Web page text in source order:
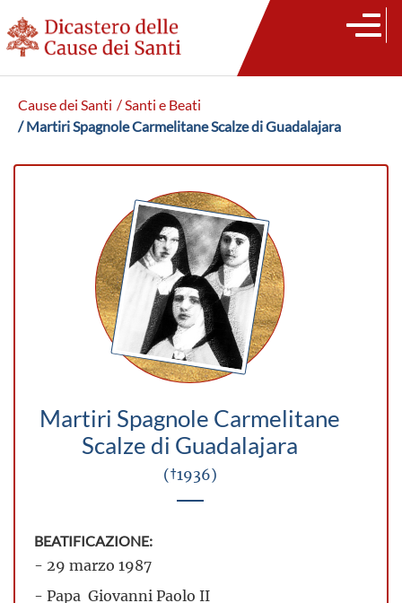
Cause dei Santi / Santi e Beati
/ Martiri Spagnole Carmelitane Scalze di Guadalajara
Martiri Spagnole Carmelitane
Scalze di Guadalajara
(†1936)
BEATIFICAZIONE:
- 29 marzo 1987
- Papa Giovanni Paolo II